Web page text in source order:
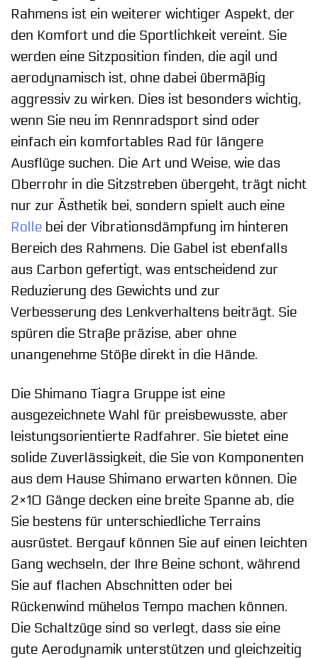
Rahmens ist ein weiterer wichtiger Aspekt, der
den Komfort und die Sportlichkeit vereint. Sie
werden eine Sitzposition finden, die agil und
aerodynamisch ist, ohne dabei übermäßig
aggressiv zu wirken. Dies ist besonders wichtig,
wenn Sie neu im Rennradsport sind oder
einfach ein komfortables Rad für längere
Ausflüge suchen. Die Art und Weise, wie das
Oberrohr in die Sitzstreben übergeht, trägt nicht
nur zur Ästhetik bei, sondern spielt auch eine
Rolle bei der Vibrationsdämpfung im hinteren
Bereich des Rahmens. Die Gabel ist ebenfalls
aus Carbon gefertigt, was entscheidend zur
Reduzierung des Gewichts und zur
Verbesserung des Lenkverhaltens beiträgt. Sie
spüren die Straße präzise, aber ohne
unangenehme Stöße direkt in die Hände.
Die Shimano Tiagra Gruppe ist eine
ausgezeichnete Wahl für preisbewusste, aber
leistungsorientierte Radfahrer. Sie bietet eine
solide Zuverlässigkeit, die Sie von Komponenten
aus dem Hause Shimano erwarten können. Die
2×10 Gänge decken eine breite Spanne ab, die
Sie bestens für unterschiedliche Terrains
ausrüstet. Bergauf können Sie auf einen leichten
Gang wechseln, der Ihre Beine schont, während
Sie auf flachen Abschnitten oder bei
Rückenwind mühelos Tempo machen können.
Die Schaltzüge sind so verlegt, dass sie eine
gute Aerodynamik unterstützen und gleichzeitig